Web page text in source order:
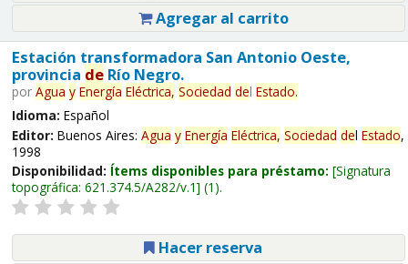
Agregar al carrito
Estación transformadora San Antonio Oeste,
provincia deRío Negro.
por Agua y Energía Eléctrica, Sociedad del Estado.
Idioma: Español
Editor: Buenos Aires: Agua y Energía Eléctrica, Sociedad del Estado,
1998
Disponibilidad: Ítems disponibles para préstamo: Signatura
topográfica: 621.374.5/A282/v.1 (1).
Hacer reserva